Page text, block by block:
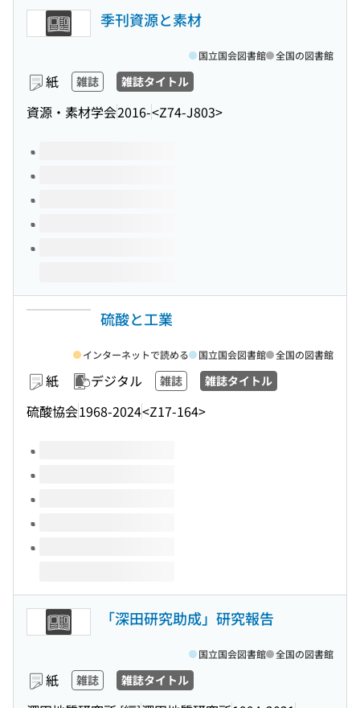
季刊資源と素材
紙 雑誌 雑誌タイトル
資源・素材学会2016-<Z74-J803>
国立国会図書館 全国の図書館
このタイトルの巻号
硫酸と工業
紙 デジタル 雑誌 雑誌タイトル
硫酸協会1968-2024<Z17-164>
インターネットで読める 国立国会図書館 全国の図書館
このタイトルの巻号
「深田研究助成」研究報告
紙 雑誌 雑誌タイトル
国立国会図書館 全国の図書館